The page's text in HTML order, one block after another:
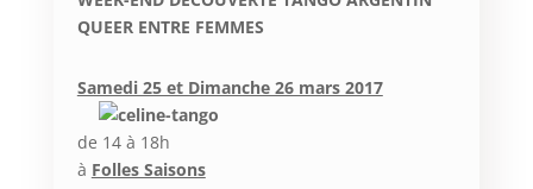
QUEER ENTRE FEMMES
Samedi 25 et Dimanche 26 mars 2017
de 14 à 18h
à Folles Saisons